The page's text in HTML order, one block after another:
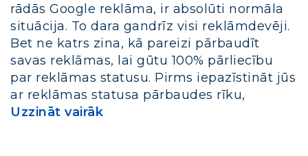
rādās Google reklāma, ir absolūti normāla
situācija. To dara gandrīz visi reklāmdevēji.
Bet ne katrs zina, kā pareizi pārbaudīt
savas reklāmas, lai gūtu 100% pārliecību
par reklāmas statusu. Pirms iepazīstināt jūs
ar reklāmas statusa pārbaudes rīku,
Uzzināt vairāk